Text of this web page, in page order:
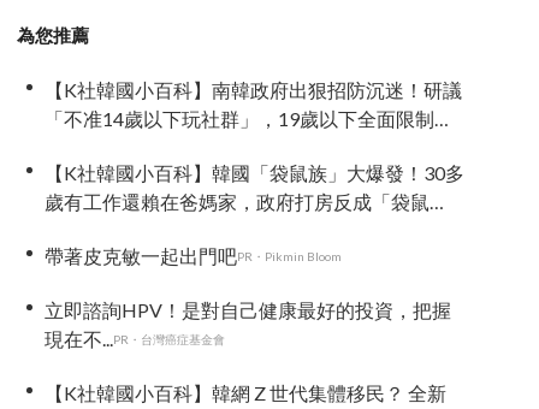
為您推薦
【K社韓國小百科】南韓政府出狠招防沉迷！研議
「不准14歲以下玩社群」，19歲以下全面限制黑
【K社韓國小百科】韓國「袋鼠族」大爆發！30多
歲有工作還賴在爸媽家，政府打房反成「袋鼠
帶著皮克敏一起出門吧PR・Pikmin Bloom
立即諮詢HPV！是對自己健康最好的投資，把握
現在不...PR・台灣癌症基金會
【K社韓國小百科】韓網 Z 世代集體移民？ 全新